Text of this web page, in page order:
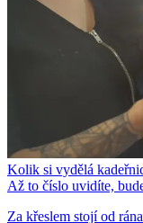
Kolik si vydělá
Až to číslo uvidíte,
Za křeslem stojí od